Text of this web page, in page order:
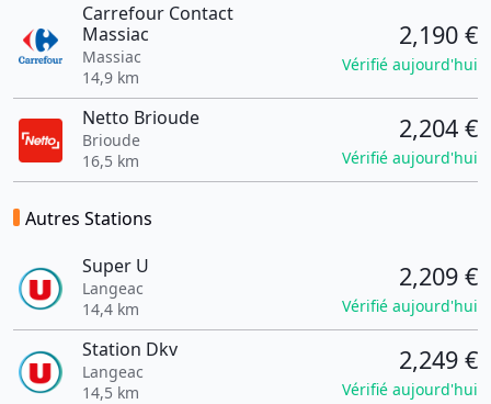
Carrefour Contact
Massiac
Massiac
14,9 km
2,190 €
Vérifié aujourd'hui
Netto Brioude
Brioude
16,5 km
2,204 €
Vérifié aujourd'hui
Autres Stations
Super U
Langeac
14,4 km
2,209 €
Vérifié aujourd'hui
Station Dkv
Langeac
14,5 km
2,249 €
Vérifié aujourd'hui